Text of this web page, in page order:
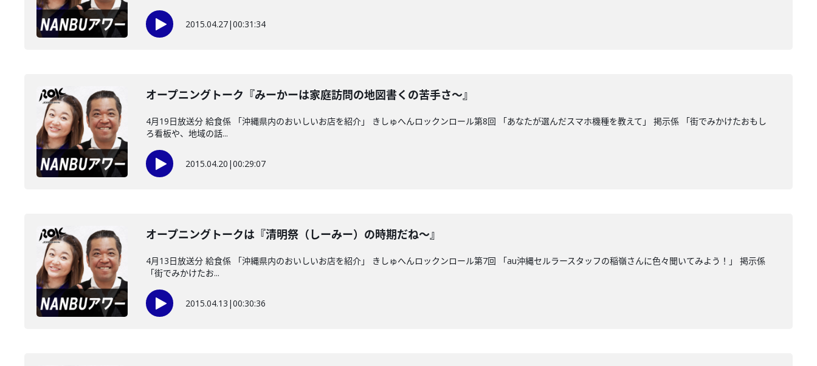
2015.04.27|00:31:34
オープニングトーク『みーかーは家庭訪問の地図書くの苦手さ～』
4月19日放送分 給食係 「沖縄県内のおいしいお店を紹介」 きしゅへんロックンロール第8回 「あなたが選んだスマホ機種を教えて」 掲示係 「街でみかけたおもし
ろ看板や、地域の話...
2015.04.20 |00:29:07
オープニングトークは『清明祭（しーみー）の時期だね～』
4月13日放送分 給食係 「沖縄県内のおいしいお店を紹介」 きしゅへんロックンロール第7回 「au沖縄セルラースタッフの稲嶺さんに色々聞いてみよう！」 掲示係
「街でみかけたお...
2015.04.13 |00:30:36